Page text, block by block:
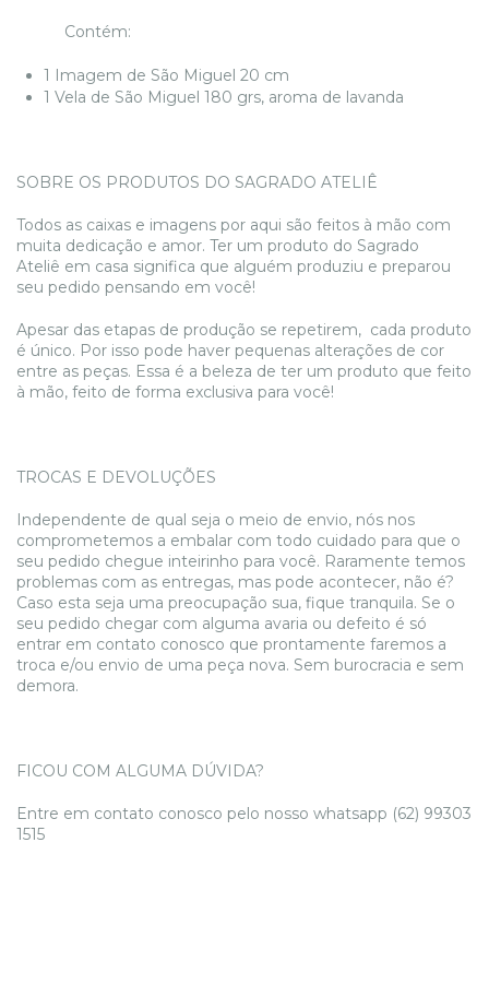
Contém:
1 Imagem de São Miguel 20 cm
1 Vela de São Miguel 180 grs, aroma de lavanda
SOBRE OS PRODUTOS DO SAGRADO ATELIÊ
Todos as caixas e imagens por aqui são feitos à mão com
muita dedicação e amor. Ter um produto do Sagrado
Ateliê em casa significa que alguém produziu e preparou
seu pedido pensando em você!
Apesar das etapas de produção se repetirem, cada produto
é único. Por isso pode haver pequenas alterações de cor
entre as peças. Essa é a beleza de ter um produto que feito
à mão, feito de forma exclusiva para você!
TROCAS E DEVOLUÇÕES
Independente de qual seja o meio de envio, nós nos
comprometemos a embalar com todo cuidado para que o
seu pedido chegue inteirinho para você. Raramente temos
problemas com as entregas, mas pode acontecer, não é?
Caso esta seja uma preocupação sua, fique tranquila. Se o
seu pedido chegar com alguma avaria ou defeito é só
entrar em contato conosco que prontamente faremos a
troca e/ou envio de uma peça nova. Sem burocracia e sem
demora.
FICOU COM ALGUMA DÚVIDA?
Entre em contato conosco pelo nosso whatsapp (62) 99303
1515